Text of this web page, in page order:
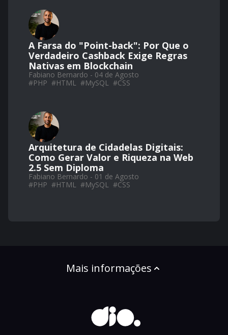
A Farsa do "Point-back": Por Que o
Verdadeiro Cashback Exige Regras
Nativas em Blockchain
Fabiano Bernardo - 04 de Agosto
#PHP #HTML #MySQL #CSS
Arquitetura de Cidadelas Digitais:
Como Gerar Valor e Riqueza na Web
2.5 Sem Diploma
Fabiano Bernardo - 01 de Agosto
#PHP #HTML #MySQL #CSS
Mais informações